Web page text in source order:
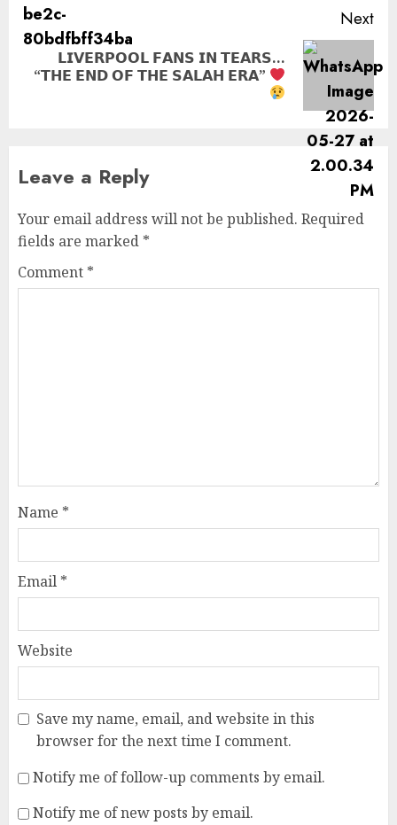
Next
Next
𝗟𝗜𝗩𝗘𝗥𝗣𝗢𝗢𝗟 𝗙𝗔𝗡𝗦 𝗜𝗡 𝗧𝗘𝗔𝗥𝗦…
“𝗧𝗛𝗘 𝗘𝗡𝗗 𝗢𝗙 𝗧𝗛𝗘 𝗦𝗔𝗟𝗔𝗛 𝗘𝗥𝗔”
Leave a Reply
Your email address will not be published. Required
fields are marked *
Comment *
Name *
Email *
Website
Save my name, email, and website in this
browser for the next time I comment.
Notify me of follow-up comments by email.
Notify me of new posts by email.